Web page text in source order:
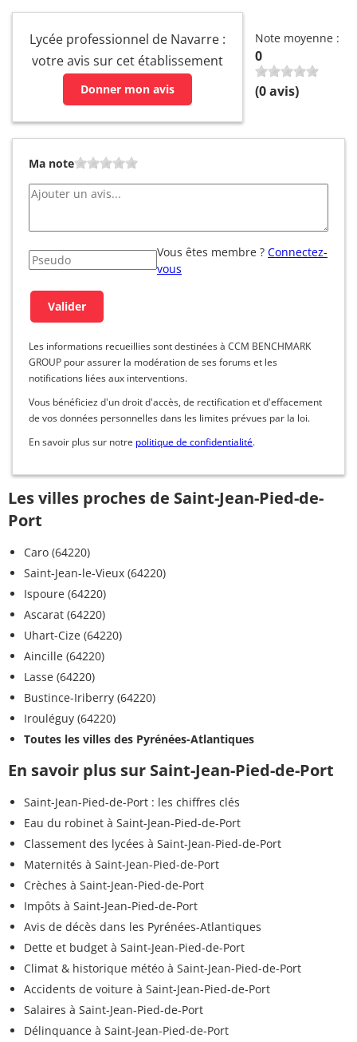
Lycée professionnel de Navarre :
votre avis sur cet établissement
Donner mon avis
Note moyenne :
0
(0avis)
Ma note
Vous êtes membre ? Connectez-
vous
Les informations recueillies sont destinées à CCM BENCHMARK
GROUP pour assurer la modération de ses forums et les
notifications liées aux interventions.
Vous bénéficiez d'un droit d'accès, de rectification et d'effacement
de vos données personnelles dans les limites prévues par la loi.
En savoir plus sur notre politique de confidentialité.
Les villes proches de Saint-Jean-Pied-de-
Port
Caro (64220)
Saint-Jean-le-Vieux (64220)
Ispoure (64220)
Ascarat (64220)
Uhart-Cize (64220)
Aincille (64220)
Lasse (64220)
Bustince-Iriberry (64220)
Irouléguy (64220)
Toutes les villes des Pyrénées-Atlantiques
En savoir plus sur Saint-Jean-Pied-de-Port
Saint-Jean-Pied-de-Port : les chiffres clés
Eau du robinet à Saint-Jean-Pied-de-Port
Classement des lycées à Saint-Jean-Pied-de-Port
Maternités à Saint-Jean-Pied-de-Port
Crèches à Saint-Jean-Pied-de-Port
Impôts à Saint-Jean-Pied-de-Port
Avis de décès dans les Pyrénées-Atlantiques
Dette et budget à Saint-Jean-Pied-de-Port
Climat & historique météo à Saint-Jean-Pied-de-Port
Accidents de voiture à Saint-Jean-Pied-de-Port
Salaires à Saint-Jean-Pied-de-Port
Délinquance à Saint-Jean-Pied-de-Port